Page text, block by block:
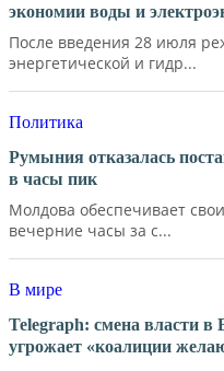
экономии воды и
После введения 28 июля
энергетической и гидр...
Политика
Румыния отказалась
в часы пик
Молдова обеспечивает
вечерние часы за с...
В мире
Telegraph: смена власти
угрожает «коалиции